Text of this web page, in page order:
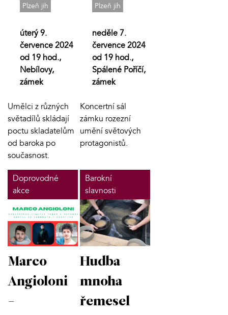
Plzeň jih
úterý 9.
července 2024
od 19 hod.,
Nebílovy,
zámek
Umělci z různých
světadílů skládají
poctu skladatelům
od baroka po
současnost.
Plzeň jih
neděle 7.
července 2024
od 19 hod.,
Spálené Poříčí,
zámek
Koncertní sál
zámku rozezní
umění světových
protagonistů.
Doprovodné
akce
Marco
Angioloni
-
Barokní
slavnosti
Hudba
mnoha
řemesel